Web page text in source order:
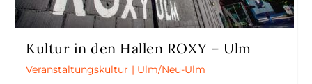
Kultur in den Hallen ROXY – Ulm
Veranstaltungskultur | Ulm/Neu-Ulm